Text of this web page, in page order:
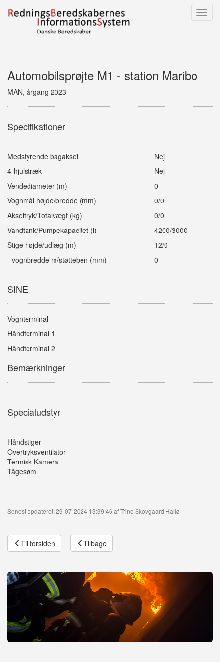
Automobilsprøjte M1 - station Maribo
MAN, årgang 2023
Specifikationer
Medstyrende bagaksel
4-hjulstræk
Vendediameter (m)
Vognmål højde/bredde (mm)
Akseltryk/Totalvægt (kg)
Vandtank/Pumpekapacitet (l)
Stige højde/udlæg (m)
- vognbredde m/støtteben (mm)
Nej
Nej
0
0/0
0/0
4200/3000
12/0
0
SINE
Vognterminal
Håndterminal 1
Håndterminal 2
Bemærkninger
Specialudstyr
Håndstiger
Overtryksventilator
Termisk Kamera
Tågesøm
Senest opdateret: 29-07-2024 13:39:46 af Trine Skovgaard Hallø
Til forsiden Tilbage